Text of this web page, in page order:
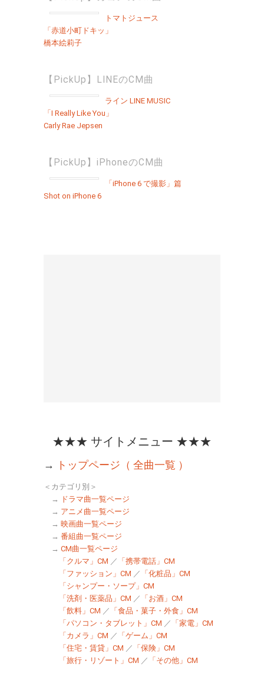
トマトジュース
「赤道小町ドキッ」
橋本絵莉子
【PickUp】LINEのCM曲
ライン LINE MUSIC
「I Really Like You」
Carly Rae Jepsen
【PickUp】iPhoneのCM曲
「iPhone 6 で撮影」篇
Shot on iPhone 6
★★★ サイトメニュー ★★★
→ トップページ（ 全曲一覧 ）
＜カテゴリ別＞
→
ドラマ曲一覧ページ
→ アニメ曲一覧ページ
→ 映画曲一覧ページ
→ 番組曲一覧ページ
→ CM曲一覧ページ
「クルマ」CM ／ 「携帯電話」CM
「ファッション」CM ／ 「化粧品」CM
「シャンプー・ソープ」CM
「洗剤・医薬品」CM ／ 「お酒」CM
「飲料」CM ／ 「食品・菓子・外食」CM
「パソコン・タブレット」CM ／ 「家電」CM
「カメラ」CM ／ 「ゲーム」CM
「住宅・賃貸」CM ／ 「保険」CM
「旅行・リゾート」CM ／ 「その他」CM